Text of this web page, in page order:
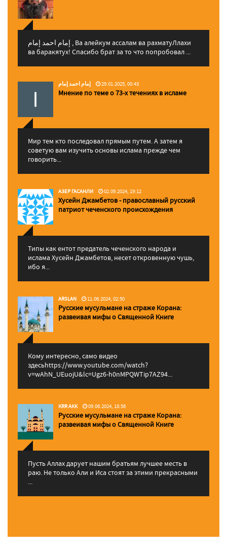
إمام احمد إمام , Ва алейкум ассалам ва рахматуЛлахи
ва баракятух! Спасибо брат за то что попробовал ...
إمام احمد إمام 29.01.2025, 00:43
Мнение по теме о 73-х течениях в исламе
Мир тем кто последовал прямым путем. А затем я
советую вам изучить основы ислама прежде чем
говорить...
АЗЕР ГАСАНЛИ 02.09.2024, 19:12
Хусейн Джамбетов - православный русский
патриот чеченского происхождения
Типы как ентот предатель чеченского народа и
ислама Хусейн Джамбетов, несет откровенную чушь,
ибо я...
ARSLAN 11.06.2024, 02:50
Русские мусульмане на страже Корана:
pазвеивая мифы о Священной Книге
Кому интересно, само видео
здесьhttps://www.youtube.com/watch?
v=wAhN_UEuojU&lc=Ugz6-h0nMPQWTip7AZ94...
KRR AKK 09.06.2024, 18:56
Русские мусульмане на страже Корана:
pазвеивая мифы о Священной Книге
Пусть Аллах дарует нашим братьям лучшее месть в
раю. Не только Али и Иса стоят за этими прекрасными
...